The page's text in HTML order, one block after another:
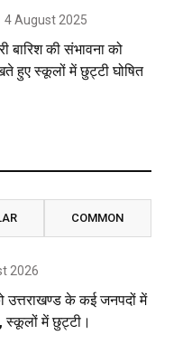
4 August 2025
बारिश की संभावना को
हुए स्कूलों में छुट्टी घोषित
COMMON
2026
उत्तराखण्ड के कई जनपदों में
में छुट्टी।